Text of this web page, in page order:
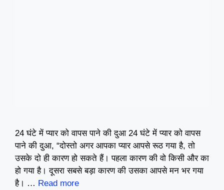
24 घंटे में प्यार को वापस पाने की दुआ 24 घंटे में प्यार को वापस
पाने की दुआ, “दोस्तो अगर आपका प्यार आपसे रूठ गया है, तो
उसके दो ही कारण हो सकते हैं। पहला कारण की वो किसी और का
हो गया है। दूसरा सबसे बड़ा कारण की उसका आपसे मन भर गया
है। … Read more